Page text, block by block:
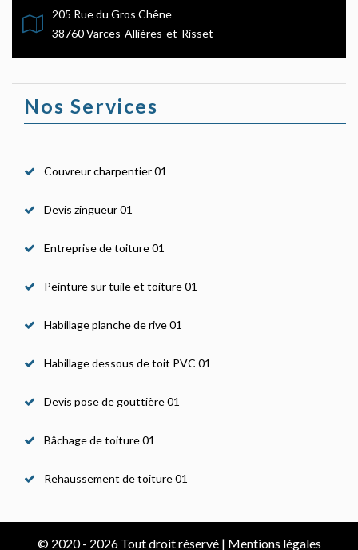
205 Rue du Gros Chêne
38760 Varces-Allières-et-Risset
Nos Services
Couvreur charpentier 01
Devis zingueur 01
Entreprise de toiture 01
Peinture sur tuile et toiture 01
Habillage planche de rive 01
Habillage dessous de toit PVC 01
Devis pose de gouttière 01
Bâchage de toiture 01
Rehaussement de toiture 01
© 2020 - 2026 Tout droit réservé | Mentions légales